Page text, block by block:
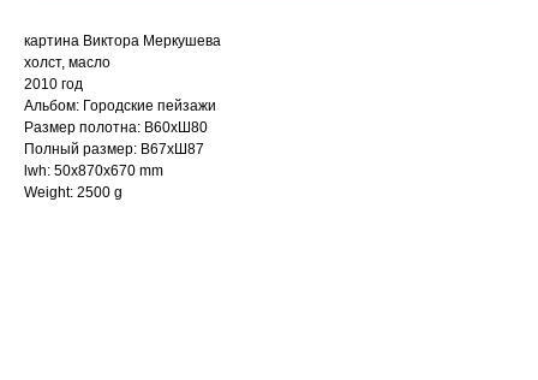
картина Виктора Меркушева
холст, масло
2010 год
Альбом: Городские пейзажи
Размер полотна: В60хШ80
Полный размер: В67хШ87
lwh: 50x870x670 mm
Weight: 2500 g